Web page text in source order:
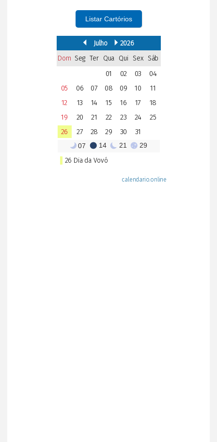
Listar Cartórios